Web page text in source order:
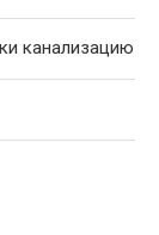
канализацию